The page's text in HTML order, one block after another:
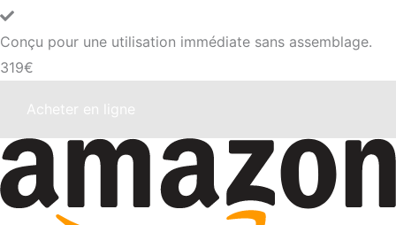
Conçu pour une utilisation immédiate sans assemblage.
319€
Acheter en ligne